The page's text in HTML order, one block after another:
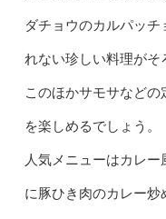
ダチョウのカルパッ
れない珍しい料理がそ
このほかサモサなど
を楽しめるでしょう。
人気メニューはカレ
に豚ひき肉のカレー炒